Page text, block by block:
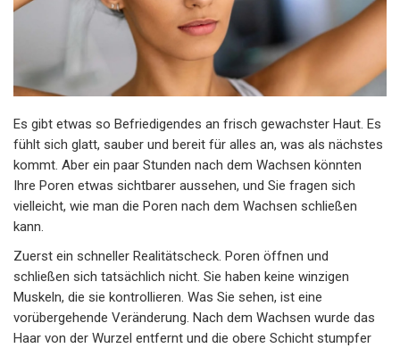
Es gibt etwas so Befriedigendes an frisch gewachster Haut. Es
fühlt sich glatt, sauber und bereit für alles an, was als nächstes
kommt. Aber ein paar Stunden nach dem Wachsen könnten
Ihre Poren etwas sichtbarer aussehen, und Sie fragen sich
vielleicht, wie man die Poren nach dem Wachsen schließen
kann.
Zuerst ein schneller Realitätscheck. Poren öffnen und
schließen sich tatsächlich nicht. Sie haben keine winzigen
Muskeln, die sie kontrollieren. Was Sie sehen, ist eine
vorübergehende Veränderung. Nach dem Wachsen wurde das
Haar von der Wurzel entfernt und die obere Schicht stumpfer